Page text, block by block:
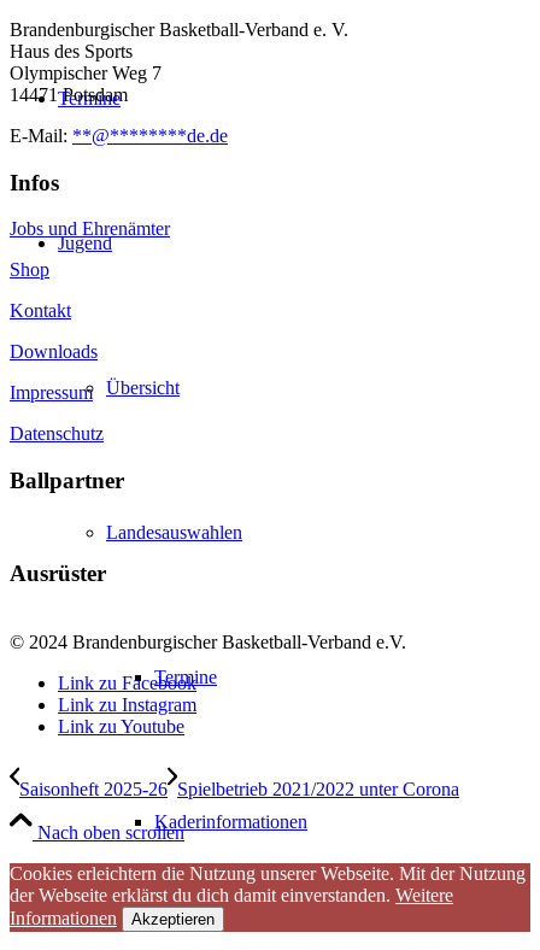
Termine
Jugend
Übersicht
Landesauswahlen
Termine
Kaderinformationen
Brandenburgischer Basketball-Verband e. V.
Haus des Sports
Olympischer Weg 7
14471 Potsdam
E-Mail: **@********de.de
Infos
Jobs und Ehrenämter
Shop
Kontakt
Downloads
Impressum
Datenschutz
Ballpartner
Ausrüster
© 2024 Brandenburgischer Basketball-Verband e.V.
Link zu Facebook
Link zu Instagram
Link zu Youtube
Saisonheft 2025-26 Spielbetrieb 2021/2022 unter Corona
Nach oben scrollen
Cookies erleichtern die Nutzung unserer Webseite. Mit der Nutzung
der Webseite erklärst du dich damit einverstanden. Weitere
Informationen
Akzeptieren